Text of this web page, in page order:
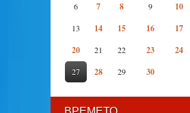
6
7 8 9 10
13
14 15 16 17
20 21 22 23 24
27
28 29 30